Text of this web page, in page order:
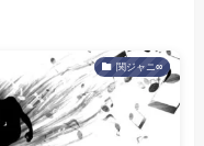
関ジャニ∞